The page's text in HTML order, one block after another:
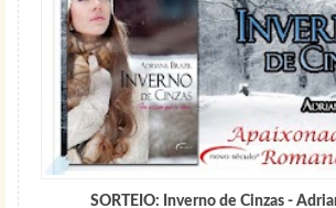
SORTEIO: Inverno de Cinzas -